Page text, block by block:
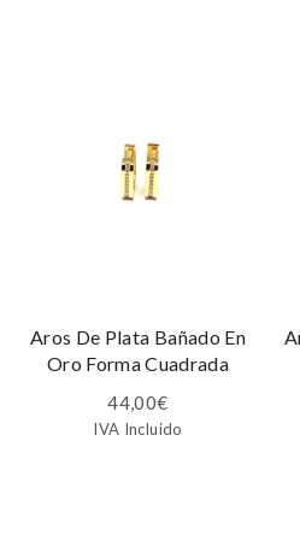
Aros De Plata Bañado En
Oro Forma Cuadrada
44,00€
IVA Incluido